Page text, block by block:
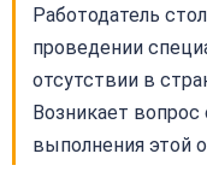
Работодатель
проведении
отсутствии в
Возникает
выполнения этой